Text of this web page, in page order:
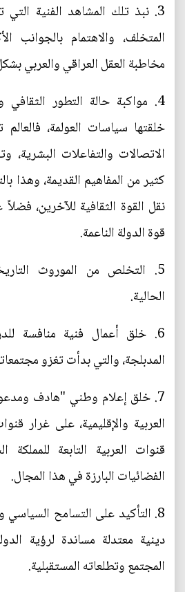
3. نبذ تلك المشاهد الفنية
المتخلف، والاهتمام بالجوانب
مخاطبة العقل العراقي والعربي
4. مواكبة حالة التطور الثقافي
خلقتها سياسات العولمة،
الاتصالات والتفاعلات
كثير من المفاهيم القديمة، وهذا
نقل القوة الثقافية للآخرين،
قوة الدولة الناعمة.
5. التخلص من الموروث
الحالية.
6. خلق أعمال فنية منافسة
المدبلجة، والتي بدأت تغزو
7. خلق إعلام وطني "هادف
العربية والإقليمية، على غرار
قنوات العربية التابعة
الفضائيات البارزة في هذا المجال.
8. التأكيد على التسامح
دينية معتدلة مساندة لرؤية
المجتمع وتطلعاته المستقبلية.